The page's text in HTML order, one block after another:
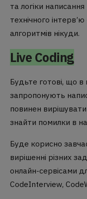
та логіки
технічного
алгоритмів нікуди.
Live Coding
Будьте готові, що в
запропонують
повинен
знайти помилки в
Буде корисно
вирішенні різних
онлайн-сервісами
CodeInterview,